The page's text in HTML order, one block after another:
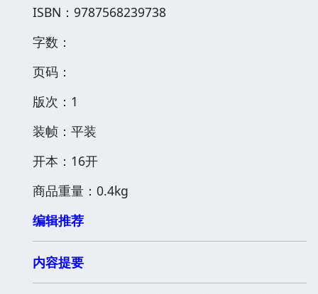
ISBN：9787568239738
字数：
页码：
版次：1
装帧：平装
开本：16开
商品重量：0.4kg
编辑推荐
内容提要